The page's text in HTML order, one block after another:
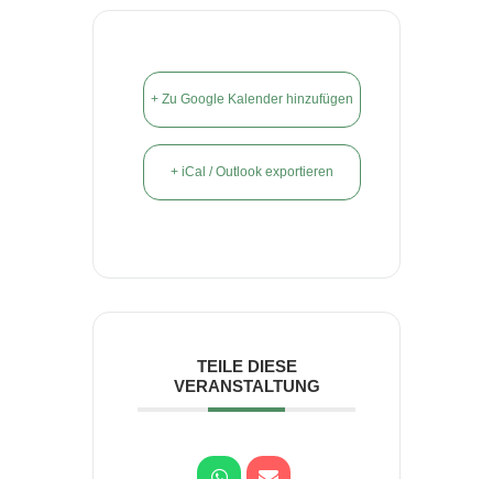
+ Zu Google Kalender hinzufügen
+ iCal / Outlook exportieren
TEILE DIESE
VERANSTALTUNG